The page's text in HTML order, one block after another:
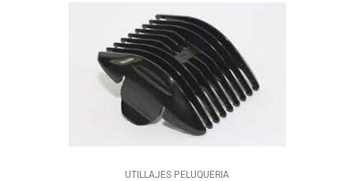
UTILLAJES PELUQUERIA